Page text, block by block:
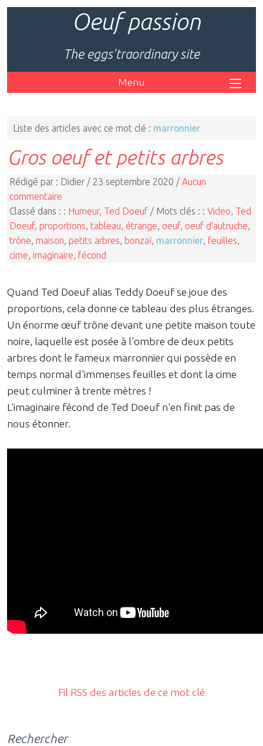
Oeuf passion
The eggs'traordinary site
Menu
Liste des articles avec ce mot clé : marronnier
Gros oeuf et petits arbres
Rédigé par : Didier / 23 septembre 2020 / Aucun
commentaire
Classé dans : : Humeur, Ted Doeuf / Mots clés : : Video Ted
Doeuf, proportions tableau étrange oeuf, oeuf d'autruche
trône maison petits arbres bonzaï marronnier feuilles
cime imaginaire fécond
Quand Ted Doeuf alias Teddy Doeuf se joue des
proportions, cela donne ce tableau des plus étranges.
Un énorme œuf trône devant une petite maison toute
noire, laquelle est posée à l'ombre de deux petits
arbres dont le fameux marronnier qui possède en
temps normal d'immenses feuilles et dont la cime
peut culminer à trente mètres !
L'imaginaire fécond de Ted Doeuf n'en finit pas de
nous étonner.
Fil RSS des articles de ce mot clé
Rechercher